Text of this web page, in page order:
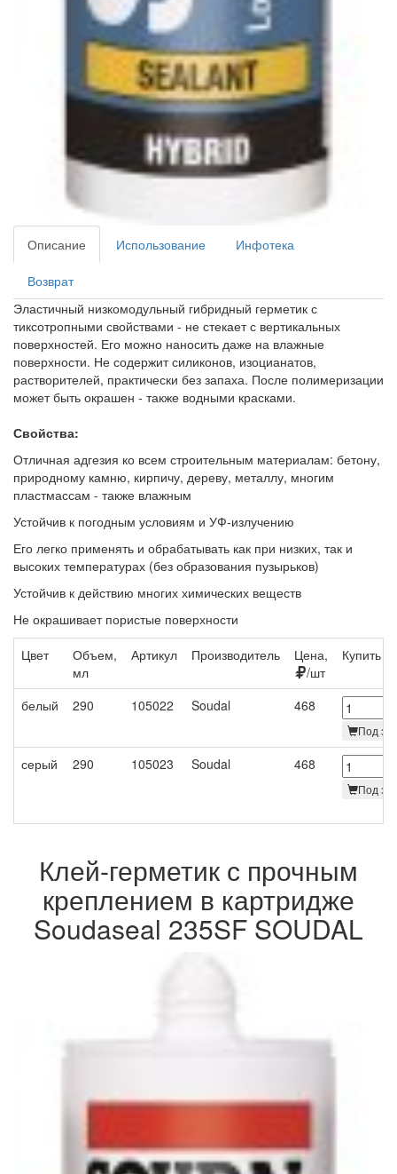
Описание Использование Инфотека
Возврат
Эластичный низкомодульный гибридный герметик с
тиксотропными свойствами - не стекает с вертикальных
поверхностей. Его можно наносить даже на влажные
поверхности. Не содержит силиконов, изоцианатов,
растворителей, практически без запаха. После полимеризации
может быть окрашен - также водными красками.
Свойства:
Отличная адгезия ко всем строительным материалам: бетону,
природному камню, кирпичу, дереву, металлу, многим
пластмассам - также влажным
Устойчив к погодным условиям и УФ-излучению
Его легко применять и обрабатывать как при низких, так и
высоких температурах (без образования пузырьков)
Устойчив к действию многих химических веществ
Не окрашивает пористые поверхности
Цвет
Объем,
мл
Артикул Производитель
Цена,
/шт
Купить
белый 290 105022 Soudal 468
Под
серый 290 105023 Soudal 468
Под
Клей-герметик с прочным
креплением в картридже
Soudaseal 235SF SOUDAL